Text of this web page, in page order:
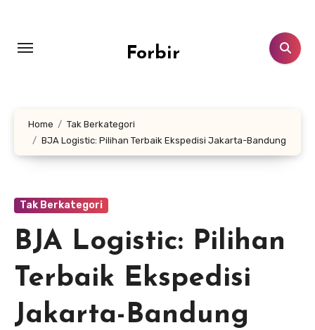
content
Forbir
Home
Tak Berkategori
BJA Logistic: Pilihan Terbaik Ekspedisi Jakarta-Bandung
Tak Berkategori
BJA Logistic: Pilihan
Terbaik Ekspedisi
Jakarta-Bandung